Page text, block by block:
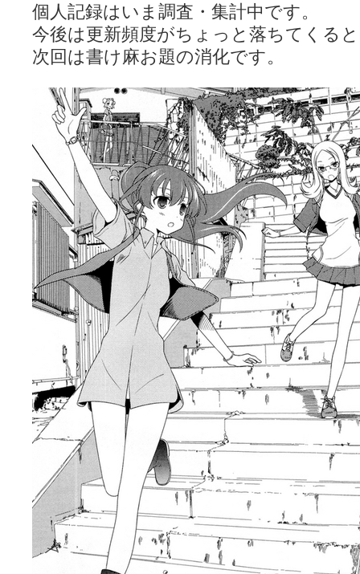
個人記録はいま調査・集計中です。
今後は更新頻度がちょっと落ちてくる
次回は書け麻お題の消化です。